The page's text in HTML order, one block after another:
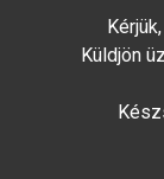
Küldjön